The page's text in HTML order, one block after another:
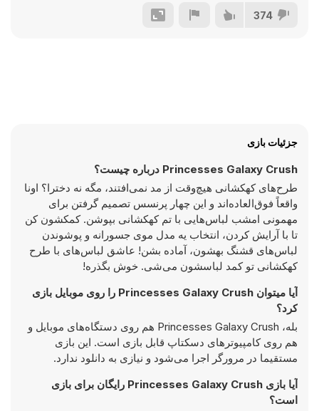
374
جزئیات بازی
Princesses Galaxy Crush درباره چیست؟
طرح‌های کهکشانی هیچ‌وقت از مد نمی‌افتند، مگه نه دخترا؟ اونا
واقعاً فوق‌العاده‌اند و این چهار پرنسس تصمیم گرفتن برای
مهمونی امشب لباس‌هایی با تم کهکشانی بپوشن. کمکشون کن
تا با آرایش کردن، انتخاب یه مدل موی جسورانه و پوشوندن
لباس‌های قشنگ بهشون، آماده بشن! عاشق لباس‌های با طرح
کهکشانی تو کمد لباسشون می‌شی. خوش بگذره!
آیا میتوان Princesses Galaxy Crush را روی موبایل بازی
کرد؟
بله، Princesses Galaxy Crush هم روی دستگاه‌های موبایل و
هم روی کامپیوترهای دسکتاپ قابل بازی است. این بازی
مستقیما در مرورگر اجرا می‌شود و نیازی به دانلود ندارد.
آیا بازی Princesses Galaxy Crush رایگان برای بازی
است؟